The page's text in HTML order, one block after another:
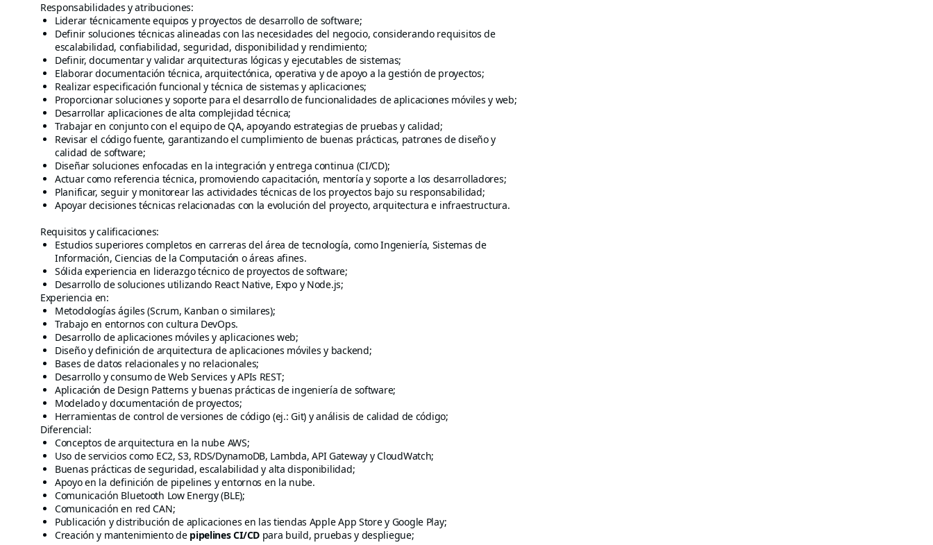
Responsabilidades y atribuciones:
Liderar técnicamente equipos y proyectos de desarrollo de software;
Definir soluciones técnicas alineadas con las necesidades del negocio, considerando requisitos de
escalabilidad, confiabilidad, seguridad, disponibilidad y rendimiento;
Definir, documentar y validar arquitecturas lógicas y ejecutables de sistemas;
Elaborar documentación técnica, arquitectónica, operativa y de apoyo a la gestión de proyectos;
Realizar especificación funcional y técnica de sistemas y aplicaciones;
Proporcionar soluciones y soporte para el desarrollo de funcionalidades de aplicaciones móviles y web;
Desarrollar aplicaciones de alta complejidad técnica;
Trabajar en conjunto con el equipo de QA, apoyando estrategias de pruebas y calidad;
Revisar el código fuente, garantizando el cumplimiento de buenas prácticas, patrones de diseño y
calidad de software;
Diseñar soluciones enfocadas en la integración y entrega continua (CI/CD);
Actuar como referencia técnica, promoviendo capacitación, mentoría y soporte a los desarrolladores;
Planificar, seguir y monitorear las actividades técnicas de los proyectos bajo su responsabilidad;
Apoyar decisiones técnicas relacionadas con la evolución del proyecto, arquitectura e infraestructura.
Requisitos y calificaciones:
Estudios superiores completos en carreras del área de tecnología, como Ingeniería, Sistemas de
Información, Ciencias de la Computación o áreas afines.
Sólida experiencia en liderazgo técnico de proyectos de software;
Desarrollo de soluciones utilizando React Native, Expo y Node.js;
Experiencia en:
Metodologías ágiles (Scrum, Kanban o similares);
Trabajo en entornos con cultura DevOps.
Desarrollo de aplicaciones móviles y aplicaciones web;
Diseño y definición de arquitectura de aplicaciones móviles y backend;
Bases de datos relacionales y no relacionales;
Desarrollo y consumo de Web Services y APIs REST;
Aplicación de Design Patterns y buenas prácticas de ingeniería de software;
Modelado y documentación de proyectos;
Herramientas de control de versiones de código (ej.: Git) y análisis de calidad de código;
Diferencial:
Conceptos de arquitectura en la nube AWS;
Uso de servicios como EC2, S3, RDS/DynamoDB, Lambda, API Gateway y CloudWatch;
Buenas prácticas de seguridad, escalabilidad y alta disponibilidad;
Apoyo en la definición de pipelines y entornos en la nube.
Comunicación Bluetooth Low Energy (BLE);
Comunicación en red CAN;
Publicación y distribución de aplicaciones en las tiendas Apple App Store y Google Play;
Creación y mantenimiento de pipelines CI/CDpara build, pruebas y despliegue;